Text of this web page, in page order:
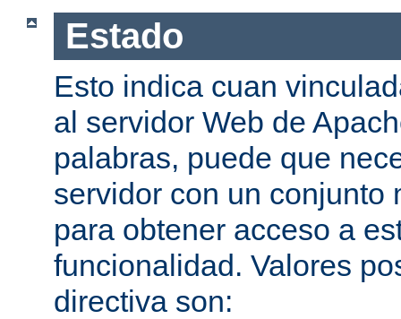
Estado
Esto indica cuan
al servidor Web de
palabras, puede que
servidor con un conjunto
para obtener acceso a
funcionalidad. Valores
directiva son: